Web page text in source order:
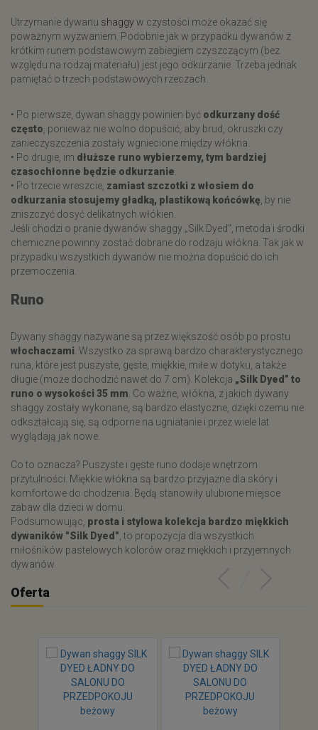
Utrzymanie dywanu shaggyw czystości może okazać się
poważnym wyzwaniem. Podobnie jak w przypadku dywanów z
krótkim runem podstawowym zabiegiem czyszczącym (bez
względu na rodzaj materiału) jest jego odkurzanie. Trzeba jednak
pamiętać o trzech podstawowych rzeczach.
• Po pierwsze, dywan shaggy powinien być odkurzany dość
często , ponieważ nie wolno dopuścić, aby brud, okruszki czy
zanieczyszczenia zostały wgniecione między włókna.
• Po drugie, im dłuższe runo wybierzemy, tym bardziej
czasochłonne będzie odkurzanie
• Po trzecie wreszcie, zamiast szczotki z włosiem do
odkurzania stosujemy gładką, plastikową końcówkę , by nie
zniszczyć dosyć delikatnych włókien.
Jeśli chodzi o pranie dywanów shaggy „Silk Dyed”, metoda i środki
chemiczne powinny zostać dobrane do rodzaju włókna. Tak jak w
przypadku wszystkich dywanów nie można dopuścić do ich
przemoczenia.
Runo
Dywany shaggy nazywane są przez większość osób po prostu
włochaczami . Wszystko za sprawą bardzo charakterystycznego
runa, które jest puszyste, gęste, miękkie, miłe w dotyku, a także
długie (może dochodzić nawet do 7 cm). Kolekcja „Silk Dyed” to
runo o wysokości 35 mm . Co ważne, włókna, z jakich dywany
shaggy zostały wykonane, są bardzo elastyczne, dzięki czemu nie
odkształcają się, są odporne na ugniatanie i przez wiele lat
wyglądają jak nowe.
Co to oznacza? Puszyste i gęste runo dodaje wnętrzom
przytulności. Miękkie włókna są bardzo przyjazne dla skóry i
komfortowe do chodzenia. Będą stanowiły ulubione miejsce
zabaw dla dzieci w domu.
Podsumowując, prosta i stylowa kolekcja bardzo miękkich
dywaników "Silk Dyed" , to propozycja dla wszystkich
miłośników pastelowych kolorów oraz miękkich i przyjemnych
dywanów.
Oferta